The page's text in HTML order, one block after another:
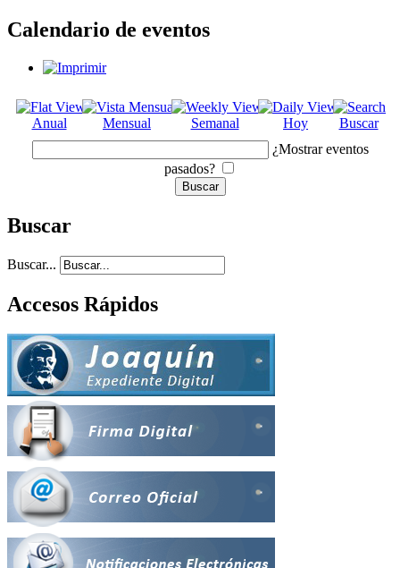
Calendario de eventos
Anual Mensual Semanal Hoy
Buscar
¿Mostrar eventos
pasados?
Buscar
Buscar...
Accesos Rápidos